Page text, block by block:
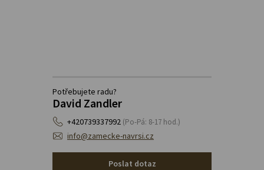
Potřebujete radu?
David Zandler
+420739337992 (Po-Pá: 8-17 hod.)
info@zamecke-navrsi.cz
Poslat dotaz